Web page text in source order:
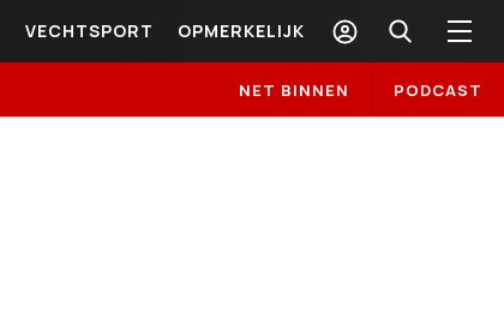
VECHTSPORT OPMERKELIJK
NET BINNEN PODCAST